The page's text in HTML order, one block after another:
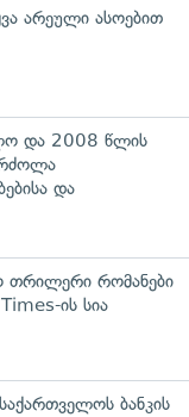
არეული ასოებით
და 2008 წლის
და
თრილერი რომანები
ის სია
ბანკის